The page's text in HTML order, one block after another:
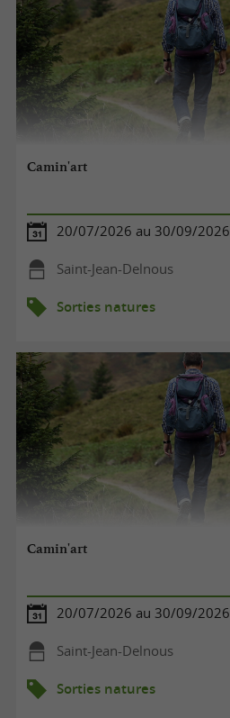
Camin'art
20/07/2026 au 30/09/2026
Saint-Jean-Delnous
Sorties natures
Camin'art
20/07/2026 au 30/09/2026
Saint-Jean-Delnous
Sorties natures